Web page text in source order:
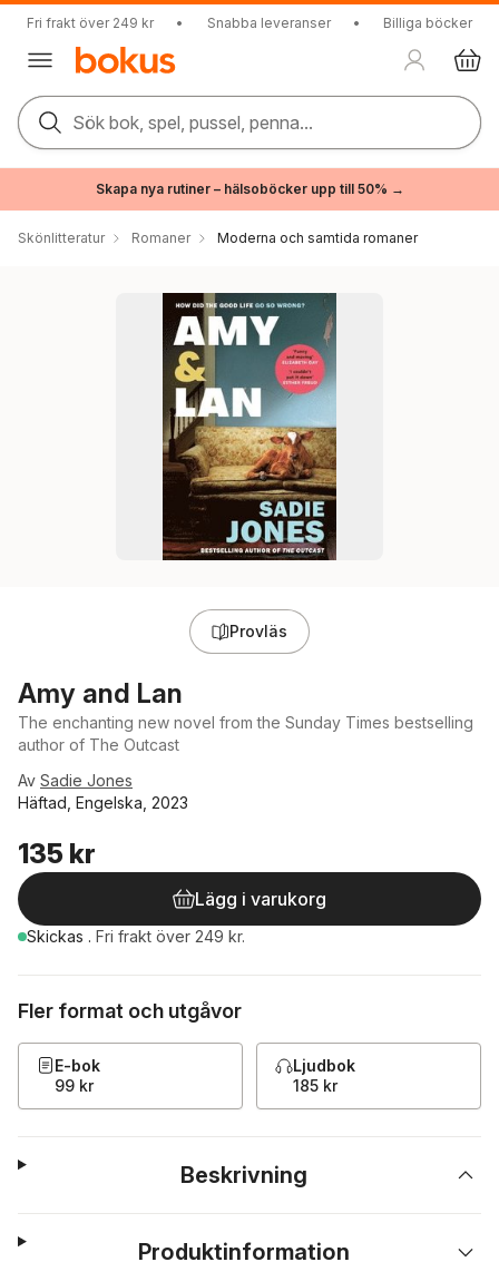
Fri frakt över 249 kr • Snabba leveranser • Billiga böcker
Sök bok, spel, pussel, penna...
Skapa nya rutiner – hälsoböcker upp till 50% →
Skönlitteratur Romaner Moderna och samtida romaner
Provläs
Amy and Lan
The enchanting new novel from the Sunday Times bestselling
author of The Outcast
Av Sadie Jones
Häftad, Engelska, 2023
135 kr
Lägg i varukorg
Skickas . Fri frakt över 249 kr.
Fler format och utgåvor
E-bok
99 kr
Ljudbok
185 kr
Beskrivning
Produktinformation